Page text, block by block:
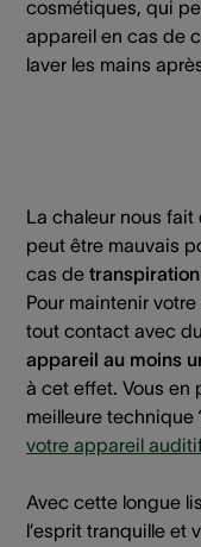
cosmétiques, qui
appareil en cas de
laver les mains
La chaleur nous
peut être mauvais
cas de transpiration
Pour maintenir
tout contact avec du
appareil au moins
à cet effet. Vous en
meilleure technique
votre appareil
Avec cette longue
l’esprit tranquille et